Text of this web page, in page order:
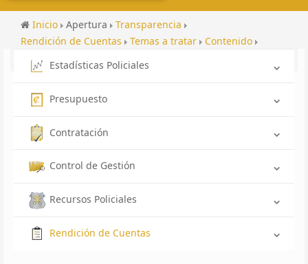
Inicio Apertura
Transparencia
Rendición de Cuentas
Temas a tratar
Contenido
Articulación de esfuerzos
Estadísticas Policiales
Presupuesto
Contratación
Control de Gestión
Recursos Policiales
Rendición de Cuentas